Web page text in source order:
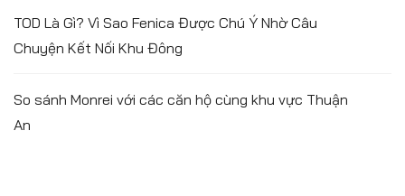
TOD Là Gì? Vì Sao Fenica Được Chú Ý Nhờ Câu
Chuyện Kết Nối Khu Đông
So sánh Monrei với các căn hộ cùng khu vực Thuận
An